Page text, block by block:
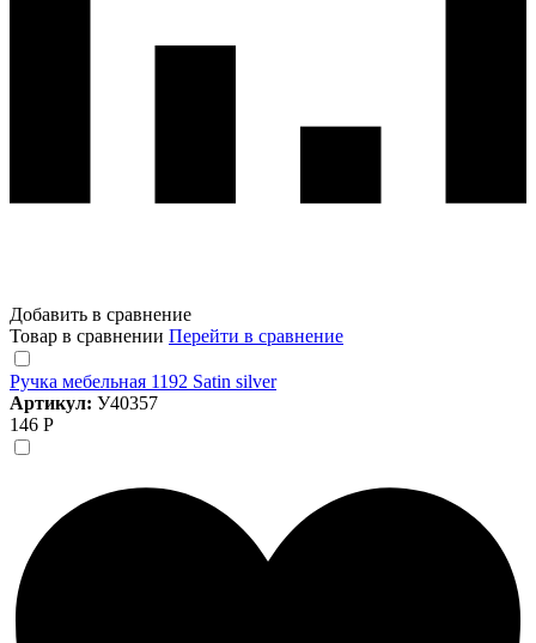
Добавить в сравнение
Товар в сравнении Перейти в сравнение
Ручка мебельная 1192 Satin silver
Артикул: У40357
146 Р